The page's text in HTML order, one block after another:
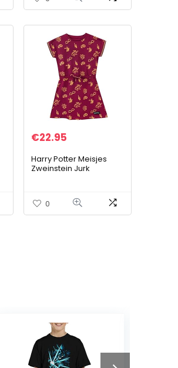
€22.95
Harry Potter Meisjes
Zweinstein Jurk
0